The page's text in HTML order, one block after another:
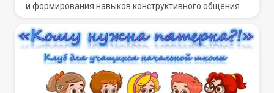
и формирования навыков конструктивного общения.